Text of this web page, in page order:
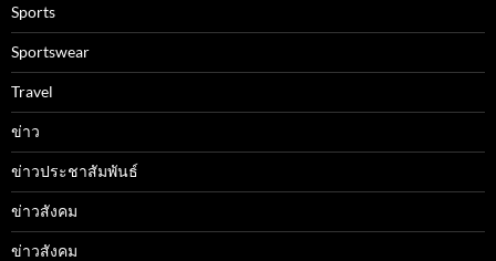
Sports
Sportswear
Travel
ข่าว
ข่าวประชาสัมพันธ์
ข่าวสังคม
ข่าวสังคม